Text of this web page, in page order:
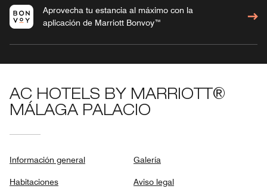
Aprovecha tu estancia al máximo con la
aplicación de Marriott Bonvoy™
AC HOTELS BY MARRIOTT®
MÁLAGA PALACIO
Información general
Habitaciones
Galería
Aviso legal